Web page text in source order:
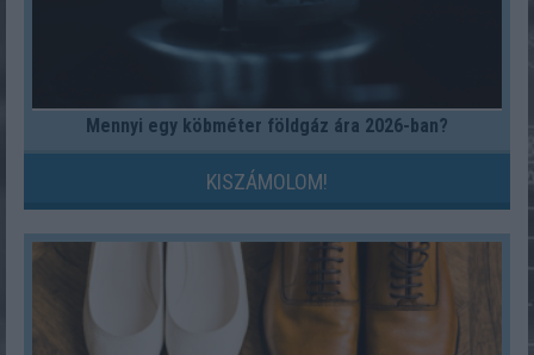
Mennyi egy köbméter földgáz ára 2026-ban?
KISZÁMOLOM!